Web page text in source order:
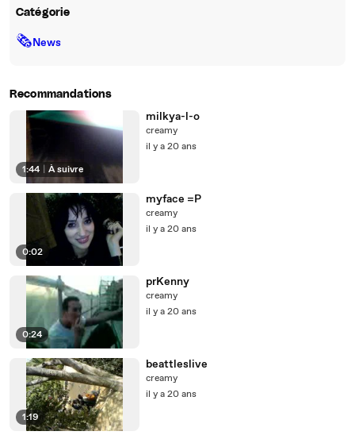
Catégorie
🗞News
Recommandations
1:44 À suivre
milkya-l-o
creamy
il y a 20 ans
0:02
myface =P
creamy
il y a 20 ans
0:24
prKenny
creamy
il y a 20 ans
1:19
beattleslive
creamy
il y a 20 ans